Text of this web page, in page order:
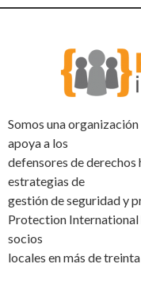
Somos una
apoya a los
defensores de derechos
estrategias de
gestión de seguridad y
Protection International
socios
locales en más de